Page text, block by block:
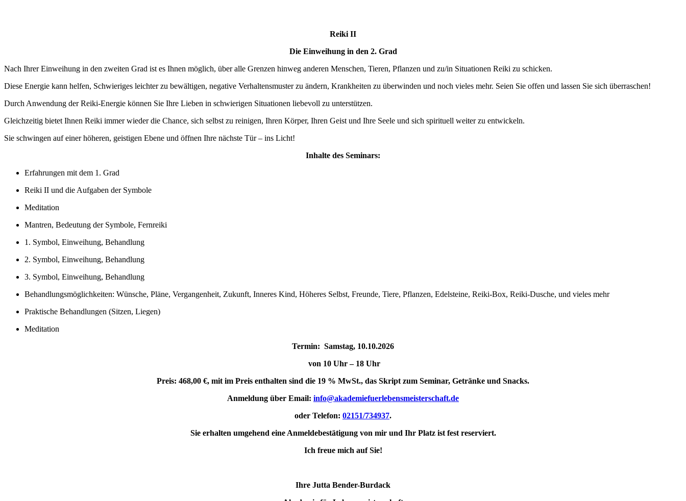
Reiki II
Die Einweihung in den 2. Grad
Nach Ihrer Einweihung in den zweiten Grad ist es Ihnen möglich, über alle Grenzen hinweg anderen Menschen, Tieren, Pflanzen und zu/in Situationen Reiki zu schicken.
Diese Energie kann helfen, Schwieriges leichter zu bewältigen, negative Verhaltensmuster zu ändern, Krankheiten zu überwinden und noch vieles mehr. Seien Sie offen und lassen Sie sich überraschen!
Durch Anwendung der Reiki-Energie können Sie Ihre Lieben in schwierigen Situationen liebevoll zu unterstützen.
Gleichzeitig bietet Ihnen Reiki immer wieder die Chance, sich selbst zu reinigen, Ihren Körper, Ihren Geist und Ihre Seele und sich spirituell weiter zu entwickeln.
Sie schwingen auf einer höheren, geistigen Ebene und öffnen Ihre nächste Tür – ins Licht!
Inhalte des Seminars:
Erfahrungen mit dem 1. Grad
Reiki II und die Aufgaben der Symbole
Meditation
Mantren, Bedeutung der Symbole, Fernreiki
1. Symbol, Einweihung, Behandlung
2. Symbol, Einweihung, Behandlung
3. Symbol, Einweihung, Behandlung
Behandlungsmöglichkeiten: Wünsche, Pläne, Vergangenheit, Zukunft, Inneres Kind, Höheres Selbst, Freunde, Tiere, Pflanzen, Edelsteine, Reiki-Box, Reiki-Dusche, und vieles mehr
Praktische Behandlungen (Sitzen, Liegen)
Meditation
Termin: Samstag, 10.10.2026
von 10 Uhr – 18 Uhr
Preis: 468,00 €, mit im Preis enthalten sind die 19 % MwSt., das Skript zum Seminar, Getränke und Snacks.
Anmeldung über Email: info@akademiefuerlebensmeisterschaft.de
oder Telefon: 02151/734937.
Sie erhalten umgehend eine Anmeldebestätigung von mir und Ihr Platz ist fest reserviert.
Ich freue mich auf Sie!
Ihre Jutta Bender-Burdack